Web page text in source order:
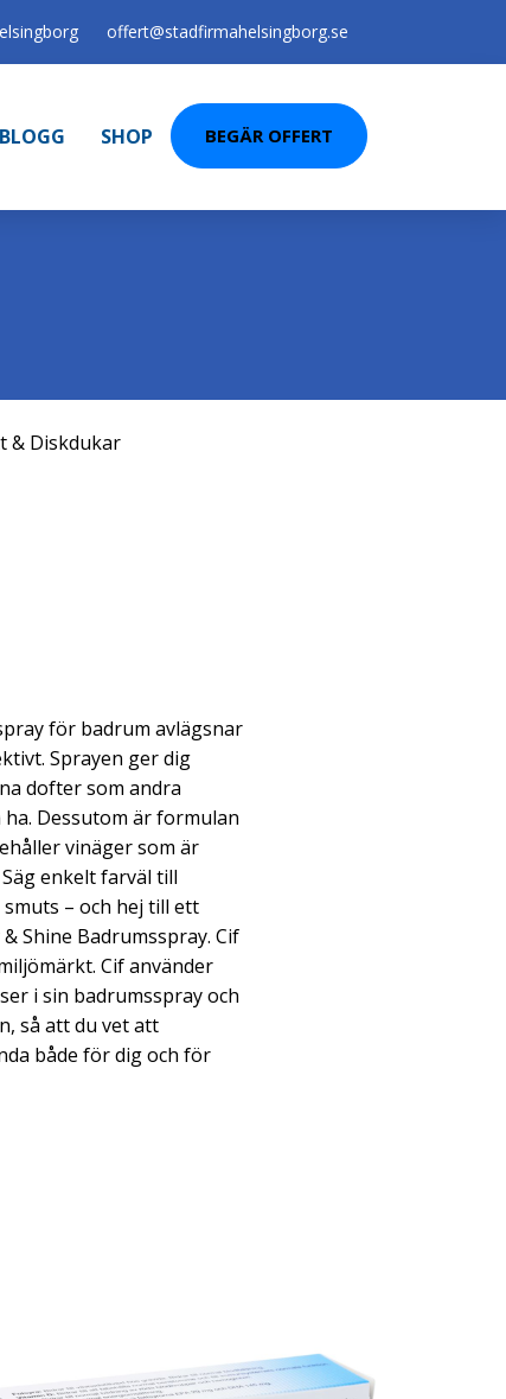
offert@stadfirmahelsingborg.se
BLOGG SHOP BEGÄR OFFERT
& Diskdukar
för badrum avlägsnar
Sprayen ger dig
dofter som andra
Dessutom är formulan
vinäger som är
enkelt farväl till
– och hej till ett
Shine Badrumsspray. Cif
Cif använder
i sin badrumsspray och
så att du vet att
både för dig och för